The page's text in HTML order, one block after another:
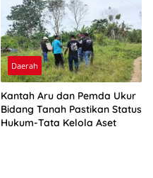
Daerah
Kantah Aru dan Pemda Ukur
Bidang Tanah Pastikan Status
Hukum-Tata Kelola Aset